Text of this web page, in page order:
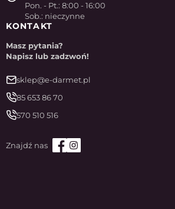
Pon. - Pt.: 8:00 - 16:00
Sob.: nieczynne
KONTAKT
Masz pytania?
Napisz lub zadzwoń!
sklep@e-darmet.pl
85 653 86 70
570 510 516